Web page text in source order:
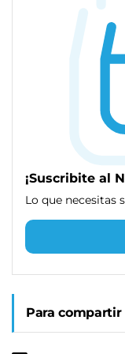
¡Suscribite al
Lo que necesitas
Para compartir